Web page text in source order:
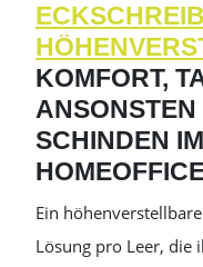
KOMFORT,
SCHINDEN
Ein
Lösung pro Leer, die